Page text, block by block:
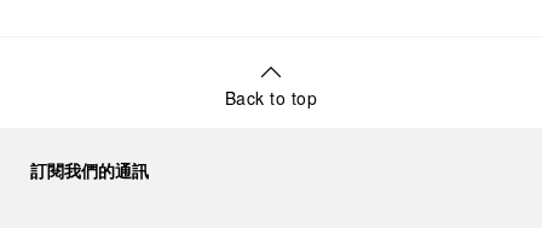
Back to top
訂閱我們的通訊